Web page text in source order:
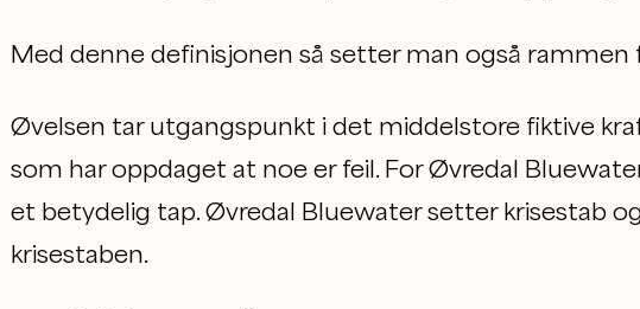
Med denne definisjonen så setter man også rammen
Øvelsen tar utgangspunkt i det middelstore fiktive
som har oppdaget at noe er feil. For Øvredal
et betydelig tap. Øvredal Bluewater setter krisestab
krisestaben.